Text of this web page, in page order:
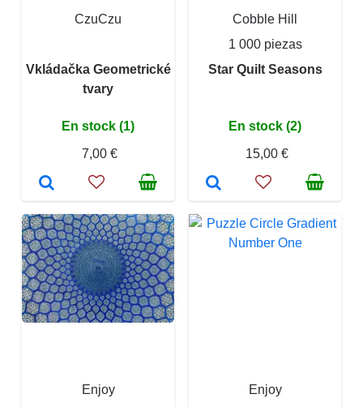
CzuCzu
Vkládačka Geometrické
tvary
En stock (1)
7,00 €
Cobble Hill
1 000 piezas
Star Quilt Seasons
En stock (2)
15,00 €
Enjoy
Enjoy